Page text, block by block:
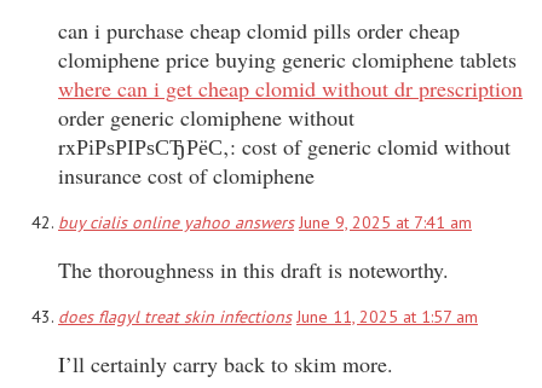
can i purchase cheap clomid pills order cheap
clomiphene price buying generic clomiphene tablets
where can i get cheap clomid without dr prescription
order generic clomiphene without
rxРіРѕРІРѕСЂРёС‚: cost of generic clomid without
insurance cost of clomiphene
buy cialis online yahoo answers June 9, 2025 at 7:41 am
The thoroughness in this draft is noteworthy.
does flagyl treat skin infections June 11, 2025 at 1:57 am
I’ll certainly carry back to skim more.